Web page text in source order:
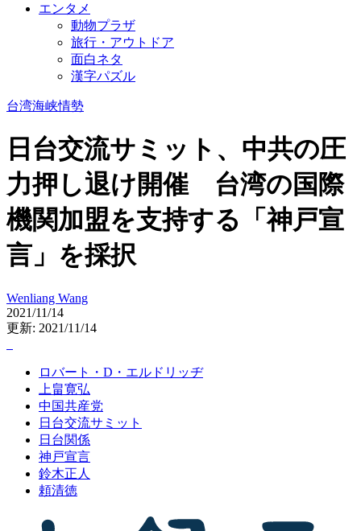
エンタメ
動物プラザ
旅行・アウトドア
面白ネタ
漢字パズル
台湾海峡情勢
日台交流サミット、中共の圧
力押し退け開催 台湾の国際
機関加盟を支持する「神戸宣
言」を採択
Wenliang Wang
2021/11/14
更新: 2021/11/14
ロバート・D・エルドリッヂ
上畠寛弘
中国共産党
日台交流サミット
日台関係
神戸宣言
鈴木正人
頼清徳